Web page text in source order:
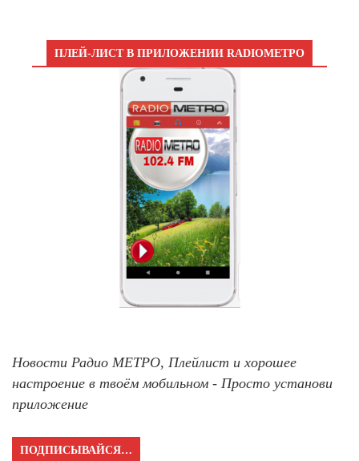
ПЛЕЙ-ЛИСТ В ПРИЛОЖЕНИИ RADIOМЕТРО
Новости Радио МЕТРО, Плейлист и хорошее
настроение в твоём мобильном - Просто установи
приложение
ПОДПИСЫВАЙСЯ…